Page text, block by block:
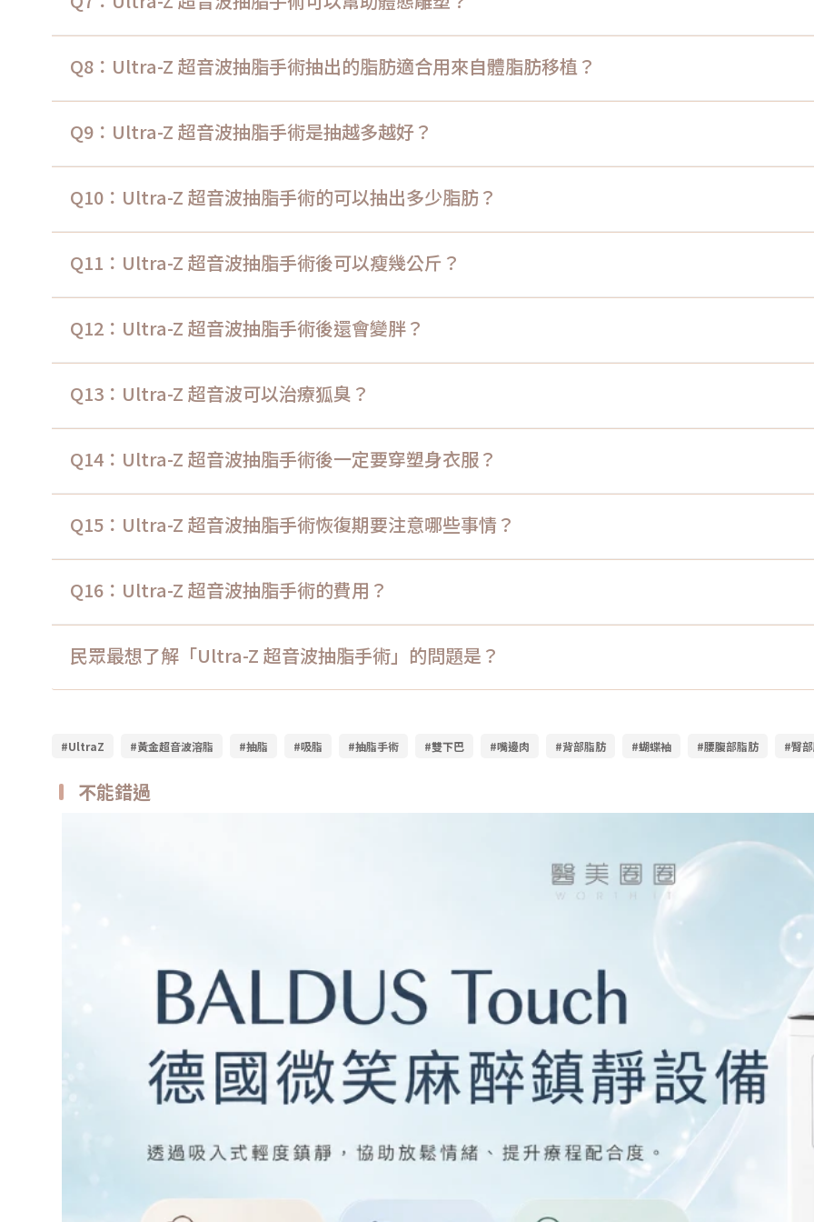
Q8：Ultra-Z 超音波抽脂手術抽出的脂肪適合用來自體脂肪移植？
Q9：Ultra-Z 超音波抽脂手術是抽越多越好？
Q10：Ultra-Z 超音波抽脂手術的可以抽出多少脂肪？
Q11：Ultra-Z 超音波抽脂手術後可以瘦幾公斤？
Q12：Ultra-Z 超音波抽脂手術後還會變胖？
Q13：Ultra-Z 超音波可以治療狐臭？
Q14：Ultra-Z 超音波抽脂手術後一定要穿塑身衣服？
Q15：Ultra-Z 超音波抽脂手術恢復期要注意哪些事情？
Q16：Ultra-Z 超音波抽脂手術的費用？
民眾最想了解「Ultra-Z 超音波抽脂手術」的問題是？
#UltraZ #黃金超音波溶脂 #抽脂 #吸脂 #抽脂手術 #雙下巴 #嘴邊肉 #背部脂肪 #蝴蝶袖 #腰腹部脂肪 #臀
不能錯過